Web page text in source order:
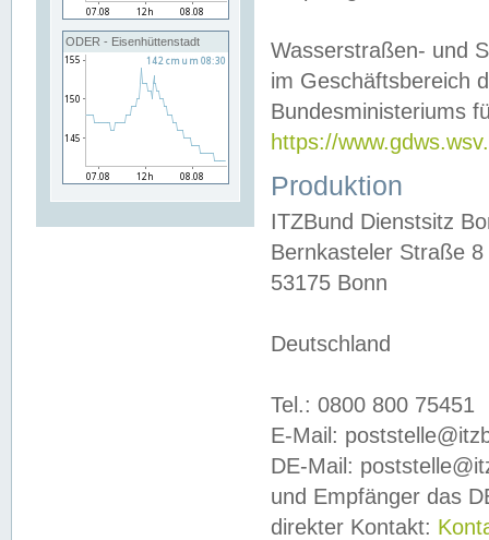
ODER - Eisenhüttenstadt
Wasserstraßen- und
im Geschäftsbereich
Bundesministeriums
https://
Produktion
ITZBund Dienstsitz
Bernkasteler Straße 8
53175 Bonn
Deutschland
Tel.: 0800 800 75451
E-Mail:
DE-Mail:
und Empfänger das
direkter Kontakt: